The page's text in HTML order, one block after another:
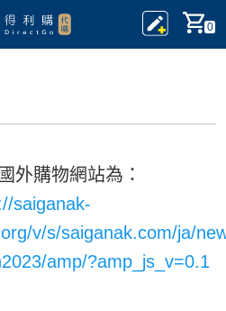
0
外購物網站為：
saiganak-
v/s/saiganak.com/ja/
amp/?amp_js_v=0.1